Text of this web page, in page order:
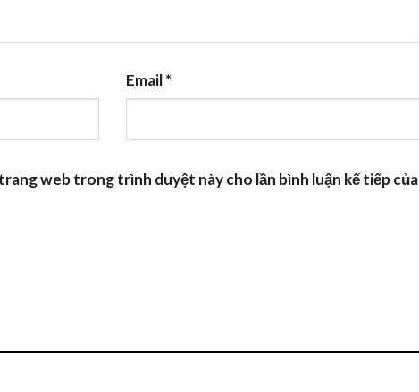
Email*
web trong trình duyệt này cho lần bình luận kế tiếp của